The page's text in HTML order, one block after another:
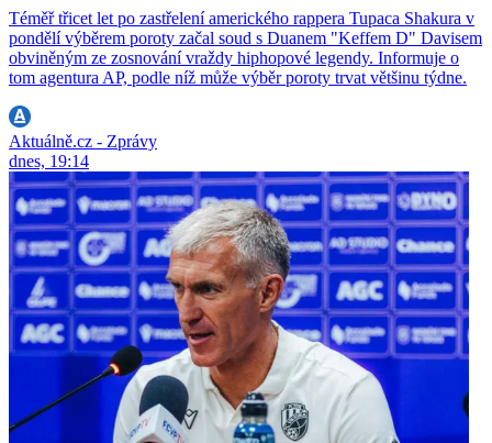
Téměř třicet let po zastřelení amerického rappera Tupaca Shakura v
pondělí výběrem poroty začal soud s Duanem "Keffem D" Davisem
obviněným ze zosnování vraždy hiphopové legendy. Informuje o
tom agentura AP, podle níž může výběr poroty trvat většinu týdne.
Aktuálně.cz - Zprávy
dnes, 19:14